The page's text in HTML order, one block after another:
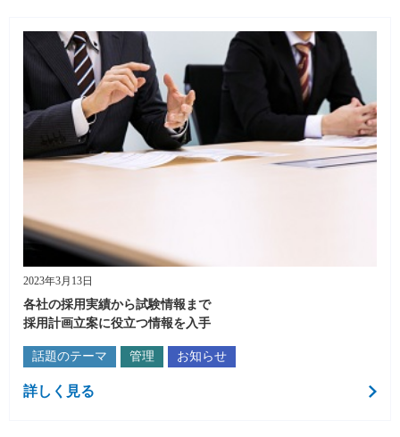
2023年3月13日
各社の採用実績から試験情報まで
採用計画立案に役立つ情報を入手
話題のテーマ 管理 お知らせ
詳しく見る